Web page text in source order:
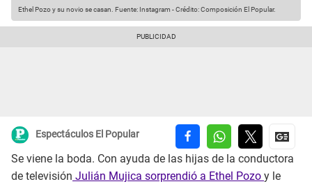
Ethel Pozo y su novio se casan. Fuente: Instagram -Crédito: Composición El Popular.
Espectáculos El Popular
Se viene la boda. Con ayuda de las hijas de la conductora
de televisión Julián Mujica sorprendió a Ethel Pozo y le